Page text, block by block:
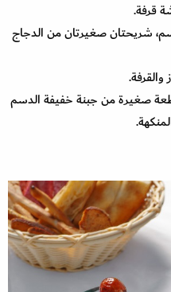
قرفة.
شريحتان صغيرتان من الدجاج
صغيرة من جبنة خفيفة الدسم